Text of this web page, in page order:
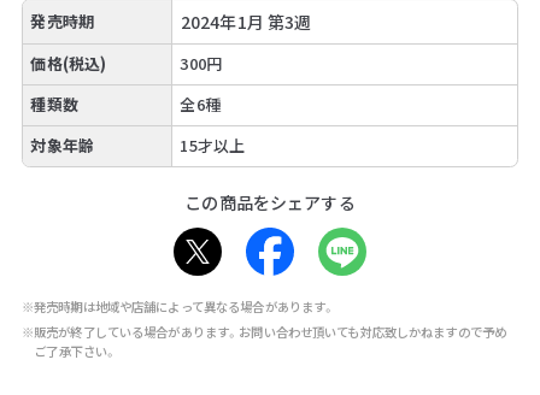
発売時期 2024年1月 第3週
価格(税込)
300円
種類数
全6種
対象年齢
15才以上
この商品をシェアする
※発売時期は地域や店舗によって異なる場合があります。
※販売が終了している場合があります。お問い合わせ頂いても対応致しかねますので予め
ご了承下さい。